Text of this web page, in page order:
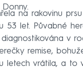
na rakovinu
53 let. Půvabné
v
remise,
letech vrátila, a to